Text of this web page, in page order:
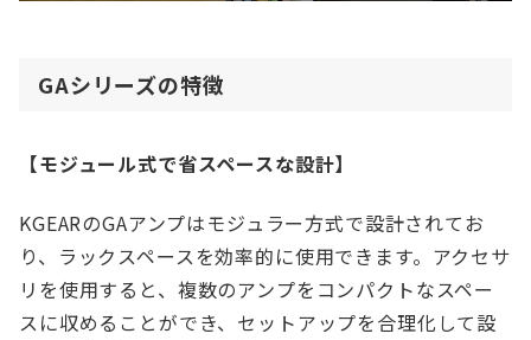
GAシリーズの特徴
【モジュール式で省スペースな設計】
KGEARのGAアンプはモジュラー方式で設計されてお
り、ラックスペースを効率的に使用できます。アクセサ
リを使用すると、複数のアンプをコンパクトなスペー
スに収めることができ、セットアップを合理化して設